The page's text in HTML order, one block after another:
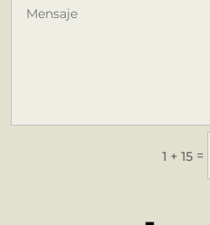
1 + 15=